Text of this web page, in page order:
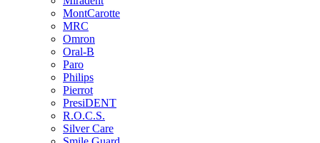
MontCarotte
MRC
Omron
Oral-B
Paro
Philips
Pierrot
PresiDENT
R.O.C.S.
Silver Care